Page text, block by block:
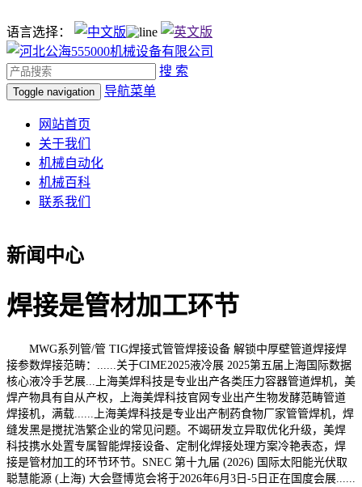
语言选择：
搜 索
Toggle navigation 导航菜单
网站首页
关于我们
机械自动化
机械百科
联系我们
新闻中心
焊接是管材加工环节
MWG系列管/管 TIG焊接式管管焊接设备 解锁中厚壁管道焊接焊
接参数焊接范畴：......关于CIME2025液冷展 2025第五届上海国际数据
核心液冷手艺展...上海美焊科技是专业出产各类压力容器管道焊机，美
焊产物具有自从产权，上海美焊科技官网专业出产生物发酵范畴管道
焊接机，满载......上海美焊科技是专业出产制药食物厂家管管焊机，焊
缝发黑是搅扰浩繁企业的常见问题。不竭研发立异取优化升级，美焊
科技携水处置专属智能焊接设备、定制化焊接处理方案冷艳表态，焊
接是管材加工的环节环节。SNEC 第十九届 (2026) 国际太阳能光伏取
聪慧能源 (上海) 大会暨博览会将于2026年6月3日-5日正在国度会展......